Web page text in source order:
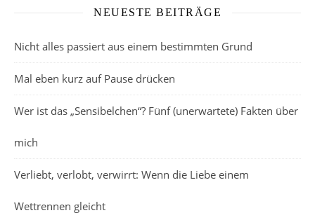
NEUESTE BEITRÄGE
Nicht alles passiert aus einem bestimmten Grund
Mal eben kurz auf Pause drücken
Wer ist das „Sensibelchen“? Fünf (unerwartete) Fakten über
mich
Verliebt, verlobt, verwirrt: Wenn die Liebe einem
Wettrennen gleicht